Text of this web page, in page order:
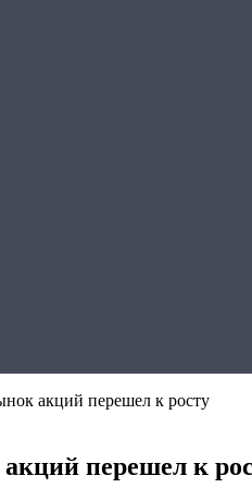
акций перешел к росту
перешел к